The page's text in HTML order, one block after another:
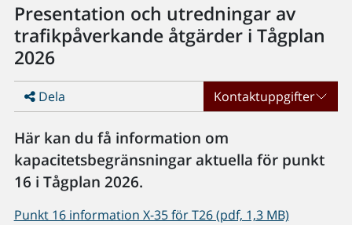
Presentation och utredningar av
trafikpåverkande åtgärder i Tågplan
2026
Dela Kontaktuppgifter
Här kan du få information om
kapacitetsbegränsningar aktuella för punkt
16 i Tågplan 2026.
Punkt 16 information X-35 för T26 (pdf, 1,3 MB)